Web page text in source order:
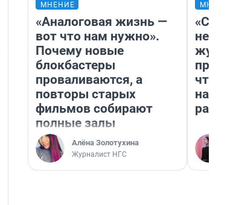
МНЕНИЕ
«Аналоговая жизнь —
вот что нам нужно».
Почему новые
блокбастеры
проваливаются, а
повторы старых
фильмов собирают
полные залы
Алёна Золотухина
Журналист НГС
на
ради